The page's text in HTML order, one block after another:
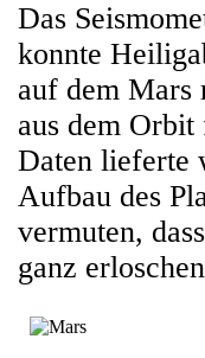
Das
konnte
auf dem Mars
aus dem
Daten lieferte
Aufbau des
vermuten,
ganz